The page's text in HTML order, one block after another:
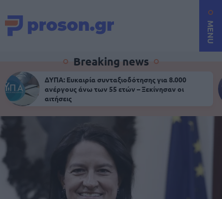
MENU
Breaking news
ΔΥΠΑ: Ευκαιρία συνταξιοδότησης για 8.000
ανέργους άνω των 55 ετών – Ξεκίνησαν οι
αιτήσεις